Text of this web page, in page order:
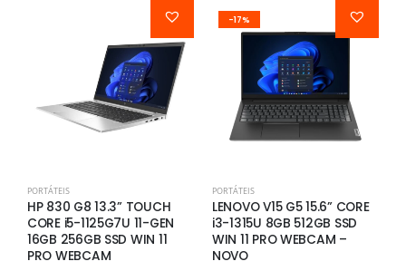
PORTÁTEIS
HP 830 G8 13.3” TOUCH
CORE i5-1125G7U 11-GEN
16GB 256GB SSD WIN 11
PRO WEBCAM
-17%
PORTÁTEIS
LENOVO V15 G5 15.6” CORE
i3-1315U 8GB 512GB SSD
WIN 11 PRO WEBCAM –
NOVO